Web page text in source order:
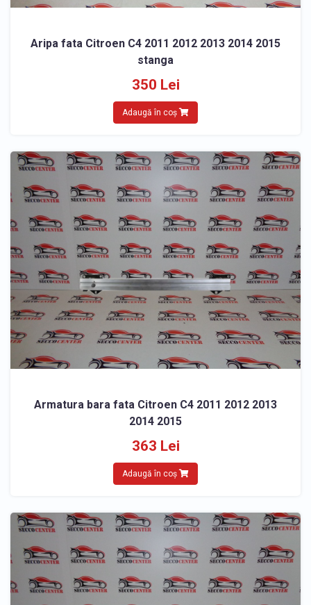
Aripa fata Citroen C4 2011 2012 2013 2014 2015
stanga
350 Lei
Adaugă în coș
Armatura bara fata Citroen C4 2011 2012 2013
2014 2015
363 Lei
Adaugă în coș